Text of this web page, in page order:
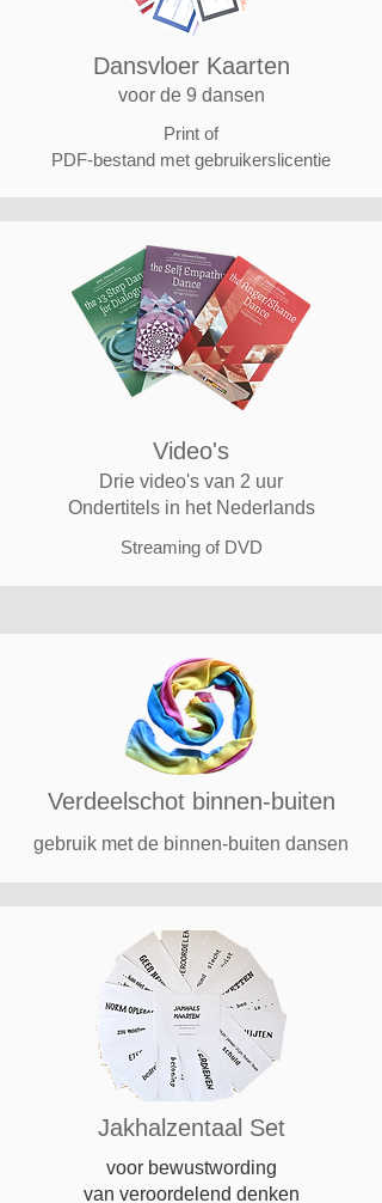
Dansvloer Kaarten
voor de 9 dansen
Print of
PDF-bestand met gebruikerslicentie
Video's
Drie video's van 2 uur
Ondertitels in het Nederlands
Streaming of DVD
Verdeelschot binnen-buiten
gebruik met de binnen-buiten dansen
Jakhalzentaal Set
voor bewustwording
van veroordelend denken